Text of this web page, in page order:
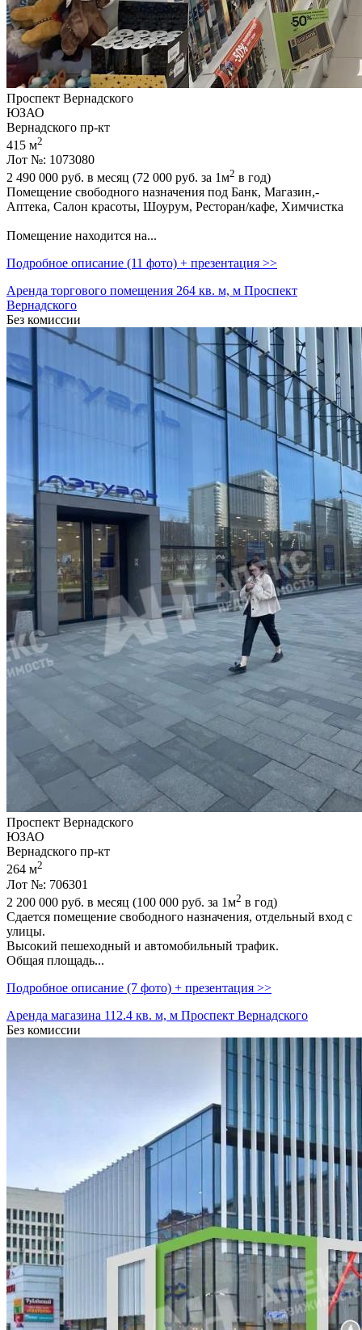
Проспект Вернадского
ЮЗАО
Вернадского пр-кт
415 м2
Лот №: 1073080
2 490 000 руб. в месяц (72 000 руб. за 1м2 в год)
Помещение свободного назначения под Банк,­ Магазин,­
Аптека,­ Салон красоты,­ Шоурум,­ Ресторан/кафе,­ Химчистка
Помещение находится на...
Подробное описание (11 фото) + презентация >>
Аренда торгового помещения 264 кв. м, м Проспект
Вернадского
Без комиссии
Проспект Вернадского
ЮЗАО
Вернадского пр-кт
264 м2
Лот №: 706301
2 200 000 руб. в месяц (100 000 руб. за 1м2 в год)
Сдается помещение свободного назначения,­ отдельный вход с
улицы.
Высокий пешеходный и автомобильный трафик.
Общая площадь...
Подробное описание (7 фото) + презентация >>
Аренда магазина 112.4 кв. м, м Проспект Вернадского
Без комиссии